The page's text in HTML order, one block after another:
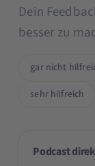
Dein
besser zu
gar nicht
sehr hilfreich
Podcast